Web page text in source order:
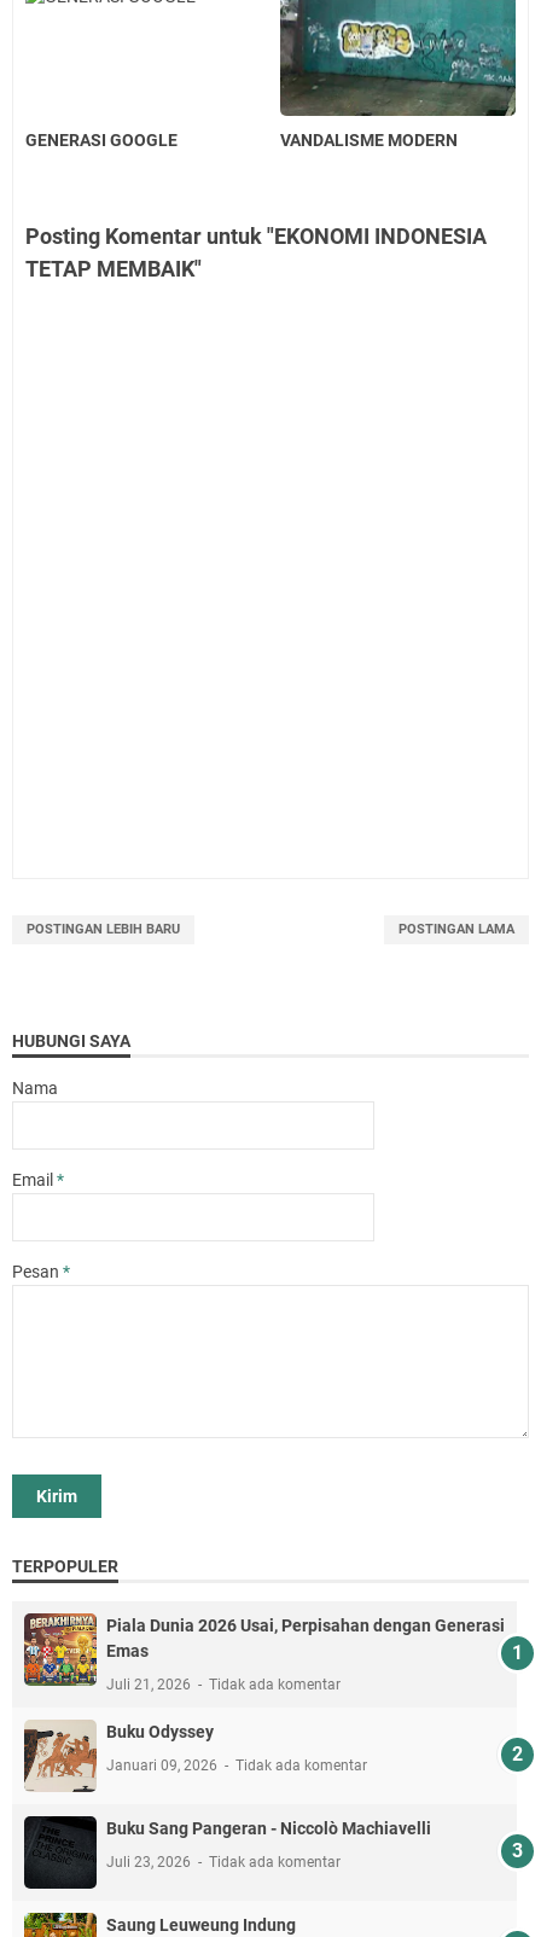
GENERASI GOOGLE VANDALISME MODERN
Posting Komentar untuk "EKONOMI INDONESIA
TETAP MEMBAIK"
POSTINGAN LEBIH BARU POSTINGAN LAMA
HUBUNGI SAYA
Nama
Email *
Pesan *
TERPOPULER
Piala Dunia 2026 Usai, Perpisahan dengan Generasi
Emas
Juli 21, 2026 Tidak ada komentar
Buku Odyssey
Januari 09, 2026 Tidak ada komentar
Buku Sang Pangeran - Niccolò Machiavelli
Juli 23, 2026 Tidak ada komentar
Saung Leuweung Indung